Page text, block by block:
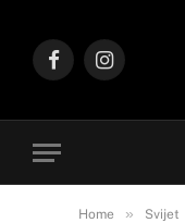
FacebookInstagram
Home » Svijet